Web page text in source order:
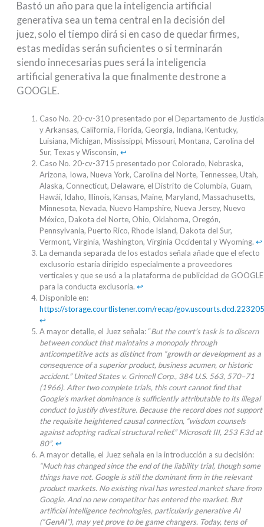
Bastó un año para que la inteligencia artificial
generativa sea un tema central en la decisión del
juez, solo el tiempo dirá si en caso de quedar firmes,
estas medidas serán suficientes o si terminarán
siendo innecesarias pues será la inteligencia
artificial generativa la que finalmente destrone a
GOOGLE.
Caso No. 20-cv-310 presentado por el Departamento de Justicia
y Arkansas, California, Florida, Georgia, Indiana, Kentucky,
Luisiana, Michigan, Mississippi, Missouri, Montana, Carolina del
Sur, Texas y Wisconsin, ↩︎
Caso No. 20-cv-3715 presentado por Colorado, Nebraska,
Arizona, Iowa, Nueva York, Carolina del Norte, Tennessee, Utah,
Alaska, Connecticut, Delaware, el Distrito de Columbia, Guam,
Hawái, Idaho, Illinois, Kansas, Maine, Maryland, Massachusetts,
Minnesota, Nevada, Nuevo Hampshire, Nueva Jersey, Nuevo
México, Dakota del Norte, Ohio, Oklahoma, Oregón,
Pennsylvania, Puerto Rico, Rhode Island, Dakota del Sur,
Vermont, Virginia, Washington, Virginia Occidental y Wyoming. ↩︎
La demanda separada de los estados señala añade que el efecto
exclusorio estaría dirigido especialmente a proveedores
verticales y que se usó a la plataforma de publicidad de GOOGLE
para la conducta exclusoria. ↩︎
Disponible en:
https://storage.courtlistener.com/recap/
↩︎
A mayor detalle, el Juez señala: “But the court’s task is to discern
between conduct that maintains a monopoly through
anticompetitive acts as distinct from “growth or development as a
consequence of a superior product, business acumen, or historic
accident.” United States v. Grinnell Corp., 384 U.S. 563, 570–71
(1966). After two complete trials, this court cannot find that
Google’s market dominance is sufficiently attributable to its illegal
conduct to justify divestiture. Because the record does not support
the requisite heightened causal connection, “wisdom counsels
against adopting radical structural relief.” Microsoft III, 253 F.3d at
80”. ↩︎
A mayor detalle, el Juez señala en la introducción a su decisión:
“Much has changed since the end of the liability trial, though some
things have not. Google is still the dominant firm in the relevant
product markets. No existing rival has wrested market share from
Google. And no new competitor has entered the market. But
artificial intelligence technologies, particularly generative AI
(“GenAI”), may yet prove to be game changers. Today, tens of